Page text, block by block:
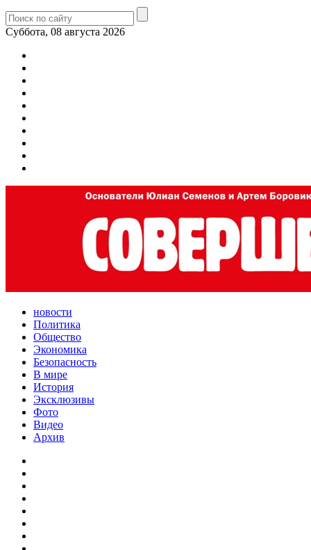
Суббота, 08 августа 2026
новости
Политика
Общество
Экономика
Безопасность
В мире
История
Эксклюзивы
Фото
Видео
Архив